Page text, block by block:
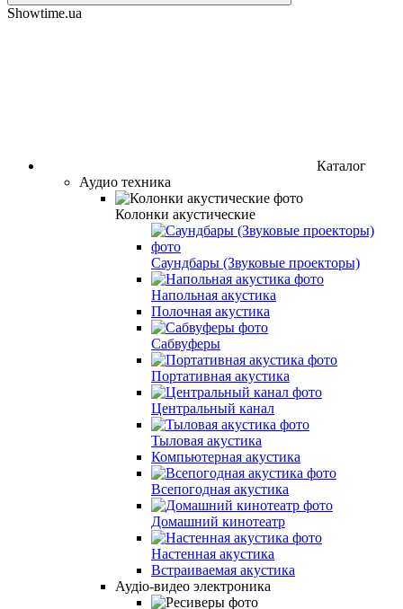
Showtime.ua
Каталог
Аудио техника
Колонки акустические
Саундбары (Звуковые проекторы)
Напольная акустика
Полочная акустика
Сабвуферы
Портативная акустика
Центральный канал
Тыловая акустика
Компьютерная акустика
Всепогодная акустика
Домашний кинотеатр
Настенная акустика
Встраиваемая акустика
Аудіо-видео электроника